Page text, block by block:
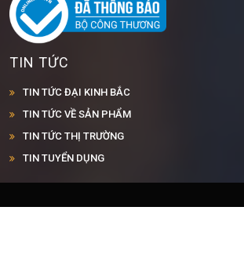
TIN TỨC
TIN TỨC ĐẠI KINH BẮC
TIN TỨC VỀ SẢN PHẨM
TIN TỨC THỊ TRƯỜNG
TIN TUYỂN DỤNG